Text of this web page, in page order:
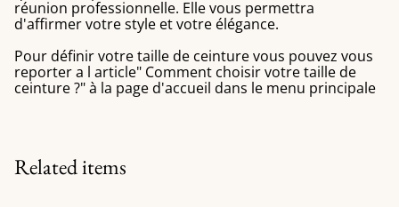
réunion professionnelle. Elle vous permettra
d'affirmer votre style et votre élégance.
Pour définir votre taille de ceinture vous pouvez vous
reporter a l article" Comment choisir votre taille de
ceinture ?" à la page d'accueil dans le menu principale
Related items